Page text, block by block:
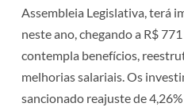
Assembleia Legislativa, terá
neste ano, chegando a R$
contempla benefícios,
melhorias salariais. Os
sancionado reajuste de